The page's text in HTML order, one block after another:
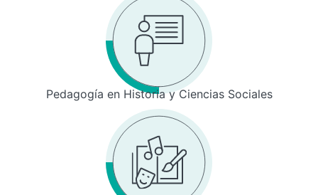
Pedagogía en Historia y Ciencias Sociales